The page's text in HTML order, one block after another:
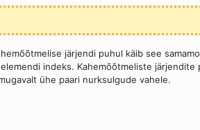
järjendi puhul käib see
indeks. Kahemõõtmeliste järjendite
ühe paari nurksulgude vahele.